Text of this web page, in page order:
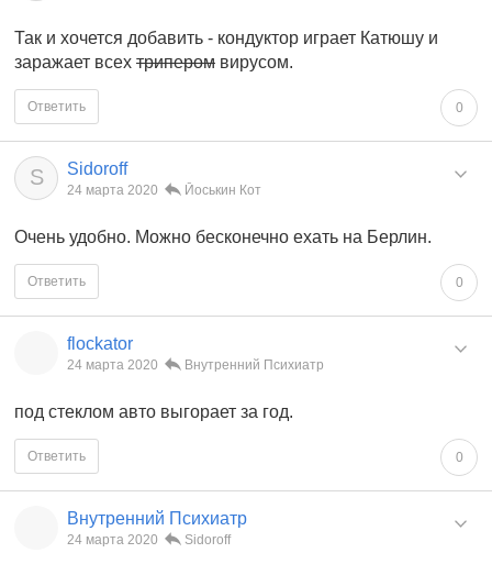
Так и хочется добавить - кондуктор играет Катюшу и
заражает всех трипером вирусом.
0
Ответить
S Sidoroff
24 марта 2020 Йоськин Кот
Очень удобно. Можно бесконечно ехать на Берлин.
0
Ответить
flockator
24 марта 2020 Внутренний Психиатр
под стеклом авто выгорает за год.
0
Ответить
Внутренний Психиатр
24 марта 2020 Sidoroff